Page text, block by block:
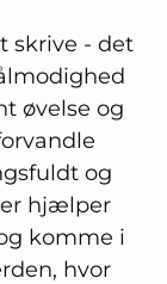
skrive - det
øvelse og
og
hjælper
komme i
hvor